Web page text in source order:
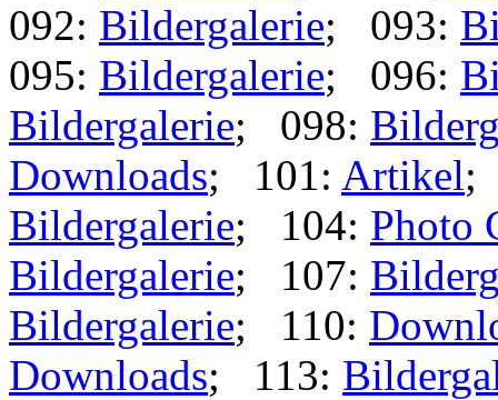
092: Bildergalerie; 093:
095: Bildergalerie; 096:
Bildergalerie; 098:
Downloads; 101: Artikel;
Bildergalerie; 104: Photo
Bildergalerie; 107:
Bildergalerie; 110:
Downloads; 113: